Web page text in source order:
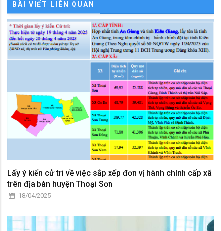
BÀI VIẾT LIÊN QUAN
Lấy ý kiến cử tri về việc sắp xếp đơn vị hành chính cấp xã
trên địa bàn huyện Thoại Sơn
18/04/2025